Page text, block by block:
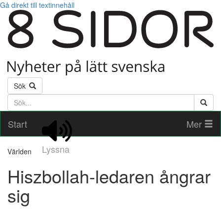
Gå direkt till textinnehåll
Sök
Söktext
Start
Lyssna
Mer
Världen
Hiszbollah-ledaren ångrar
sig